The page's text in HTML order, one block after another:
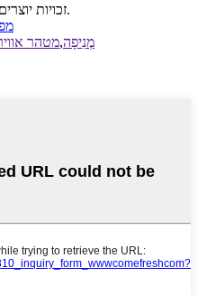
© זכויות יוצרים - 2010-2026: כל הזכויות שמורות.
מְנִיפָה,מטהר